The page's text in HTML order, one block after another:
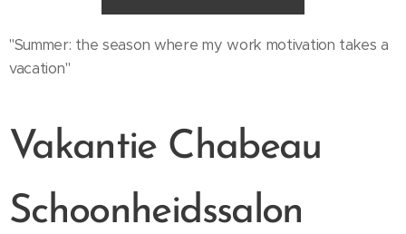
"Summer: the season where my work motivation takes a
vacation"
Vakantie Chabeau
Schoonheidssalon